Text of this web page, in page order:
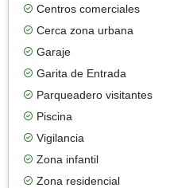
Centros comerciales
Cerca zona urbana
Garaje
Garita de Entrada
Parqueadero visitantes
Piscina
Vigilancia
Zona infantil
Zona residencial